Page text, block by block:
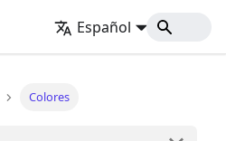
Español Inicio
Colores